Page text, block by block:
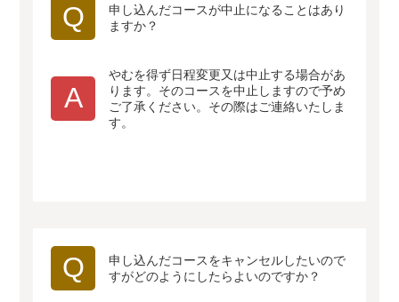
Q
申し込んだコースが中止になることはあり
ますか？
A
やむを得ず日程変更又は中止する場合があ
ります。そのコースを中止しますので予め
ご了承ください。その際はご連絡いたしま
す。
Q
申し込んだコースをキャンセルしたいので
すがどのようにしたらよいのですか？